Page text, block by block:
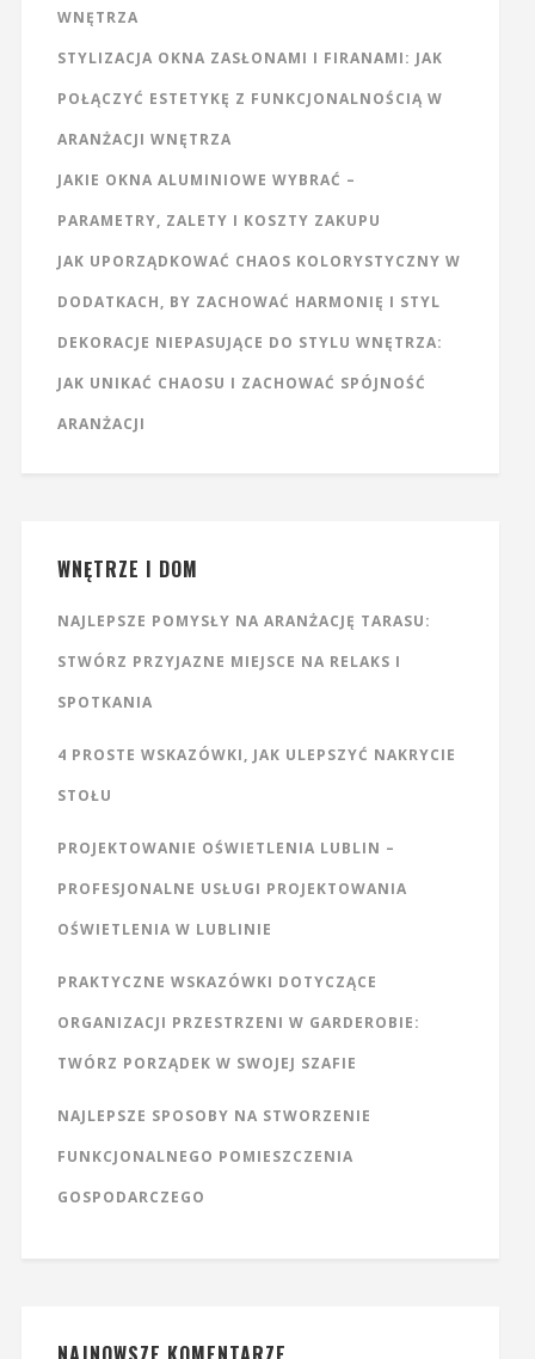
WNĘTRZA
STYLIZACJA OKNA ZASŁONAMI I FIRANAMI: JAK
POŁĄCZYĆ ESTETYKĘ Z FUNKCJONALNOŚCIĄ W
ARANŻACJI WNĘTRZA
JAKIE OKNA ALUMINIOWE WYBRAĆ –
PARAMETRY, ZALETY I KOSZTY ZAKUPU
JAK UPORZĄDKOWAĆ CHAOS KOLORYSTYCZNY W
DODATKACH, BY ZACHOWAĆ HARMONIĘ I STYL
DEKORACJE NIEPASUJĄCE DO STYLU WNĘTRZA:
JAK UNIKAĆ CHAOSU I ZACHOWAĆ SPÓJNOŚĆ
ARANŻACJI
WNĘTRZE I DOM
NAJLEPSZE POMYSŁY NA ARANŻACJĘ TARASU:
STWÓRZ PRZYJAZNE MIEJSCE NA RELAKS I
SPOTKANIA
4 PROSTE WSKAZÓWKI, JAK ULEPSZYĆ NAKRYCIE
STOŁU
PROJEKTOWANIE OŚWIETLENIA LUBLIN –
PROFESJONALNE USŁUGI PROJEKTOWANIA
OŚWIETLENIA W LUBLINIE
PRAKTYCZNE WSKAZÓWKI DOTYCZĄCE
ORGANIZACJI PRZESTRZENI W GARDEROBIE:
TWÓRZ PORZĄDEK W SWOJEJ SZAFIE
NAJLEPSZE SPOSOBY NA STWORZENIE
FUNKCJONALNEGO POMIESZCZENIA
GOSPODARCZEGO